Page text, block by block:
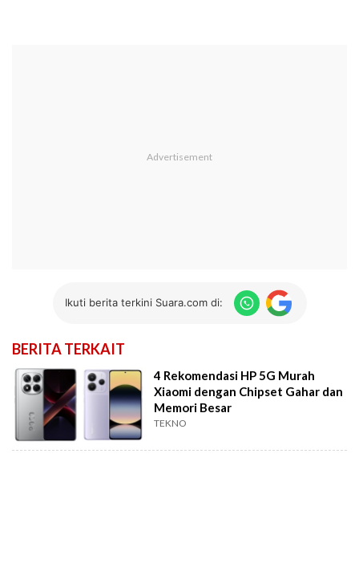
Ikuti berita terkini Suara.com di:
BERITA TERKAIT
4 Rekomendasi HP 5G Murah
Xiaomi dengan Chipset Gahar dan
Memori Besar
TEKNO